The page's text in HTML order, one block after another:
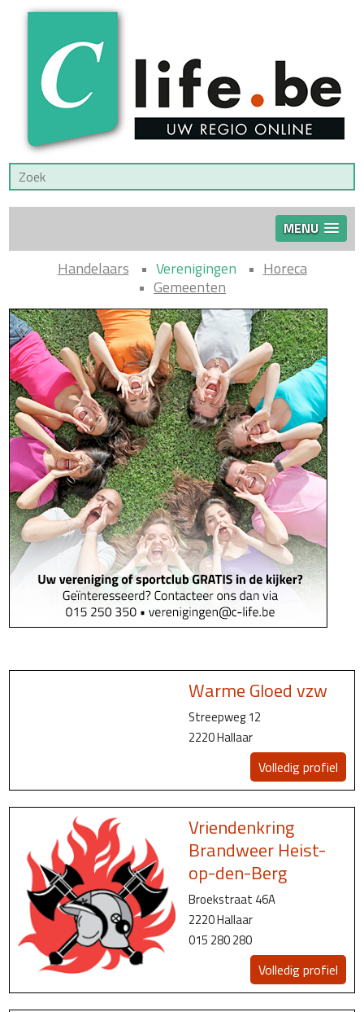
MENU
Handelaars Verenigingen
Horeca
Gemeenten
Warme Gloed vzw
Streepweg 12
2220 Hallaar
Volledig profiel
Vriendenkring
Brandweer Heist-
op-den-Berg
Broekstraat 46A
2220 Hallaar
015 280 280
Volledig profiel